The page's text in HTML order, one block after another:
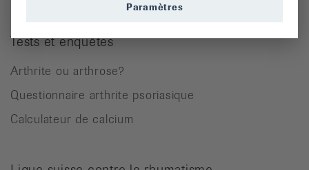
Tests et enquêtes
Arthrite ou arthrose?
Questionnaire arthrite psoriasique
Calculateur de calcium
Paramètres